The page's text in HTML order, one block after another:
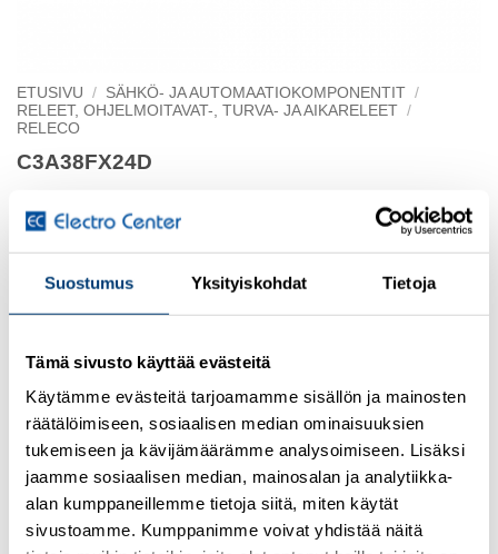
Suostumus Yksityiskohdat Tietoja
Tämä sivusto käyttää evästeitä
Käytämme evästeitä tarjoamamme sisällön ja mainosten
räätälöimiseen, sosiaalisen median ominaisuuksien
tukemiseen ja kävijämäärämme analysoimiseen. Lisäksi
jaamme sosiaalisen median, mainosalan ja analytiikka-
alan kumppaneillemme tietoja siitä, miten käytät
sivustoamme. Kumppanimme voivat yhdistää näitä
ETUSIVU / SÄHKÖ- JA AUTOMAATIOKOMPONENTIT /
RELEET, OHJELMOITAVAT-, TURVA- JA AIKARELEET /
RELECO
C3A38FX24D
3xCO,KULL. KÄRJET 6 A, LED
IND.SAMM. DIODI
Kirjaudu sisään nähdäksesi hinnat ja käyttääksesi